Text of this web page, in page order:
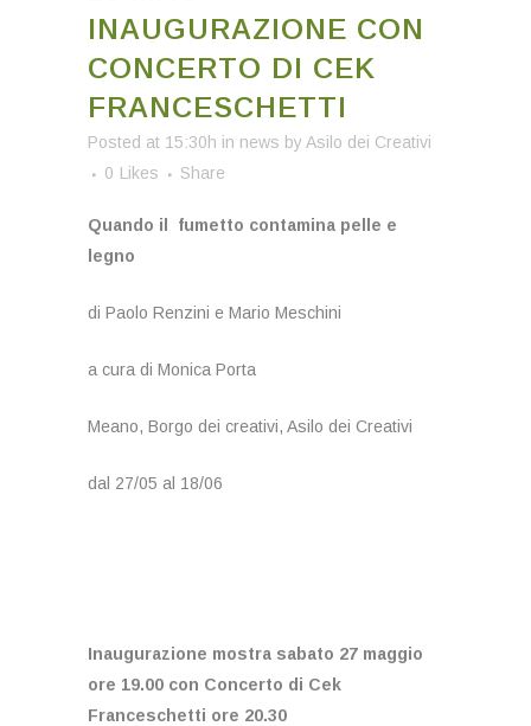
INAUGURAZIONE CON
CONCERTO DI CEK
FRANCESCHETTI
Posted at 15:30h in news by Asilo dei Creativi
0 Likes Share
Quando il fumetto contamina pelle e
legno
di Paolo Renzini e Mario Meschini
a cura di Monica Porta
Meano, Borgo dei creativi, Asilo dei Creativi
dal 27/05 al 18/06
Inaugurazione mostra sabato 27 maggio
ore 19.00 con Concerto di Cek
Franceschetti ore 20.30